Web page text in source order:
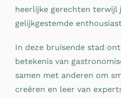
heerlijke gerechten
gelijkgestemde
In deze bruisende stad
betekenis van
samen met anderen om
creëren en leer van